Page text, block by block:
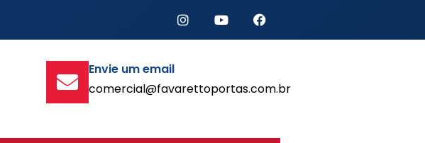
Envie um email
comercial@favarettoportas.com.br